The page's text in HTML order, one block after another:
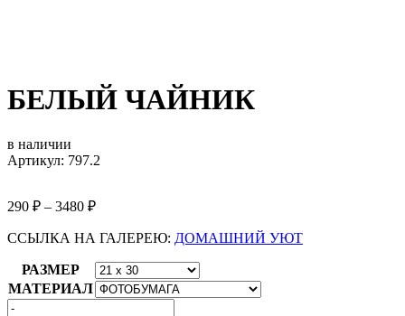
БЕЛЫЙ ЧАЙНИК
в наличии
Артикул: 797.2
290 ₽ – 3480 ₽
ССЫЛКА НА ГАЛЕРЕЮ: ДОМАШНИЙ УЮТ
РАЗМЕР
МАТЕРИАЛ